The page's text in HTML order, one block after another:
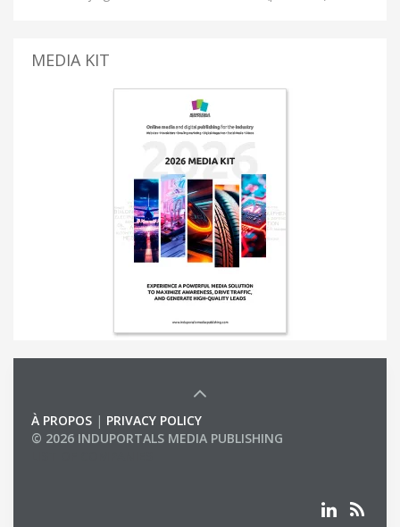
MEDIA KIT
À PROPOS | PRIVACY POLICY
© 2026 INDUPORTALS MEDIA PUBLISHING